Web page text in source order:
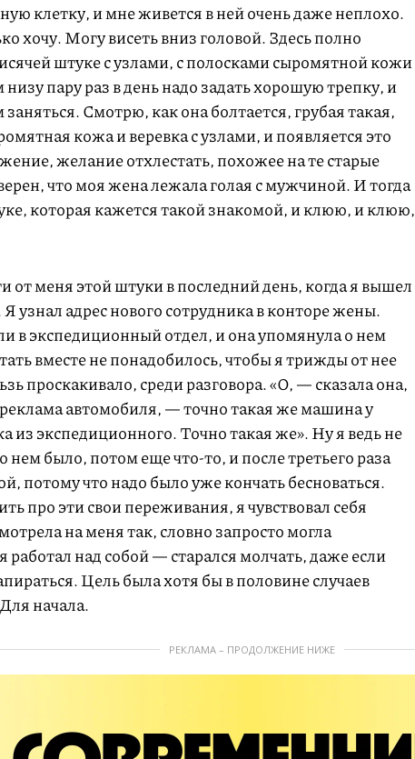
клетку, и мне живется в ней очень даже неплохо.
хочу. Могу висеть вниз головой. Здесь полно
штуке с узлами, с полосками сыромятной кожи
пару раз в день надо задать хорошую трепку, и
Смотрю, как она болтается, грубая такая,
кожа и веревка с узлами, и появляется это
желание отхлестать, похожее на те старые
что моя жена лежала голая с мужчиной. И тогда
которая кажется такой знакомой, и клюю, и клюю,
от меня этой штуки в последний день, когда я вышел
узнал адрес нового сотрудника в конторе жены.
в экспедиционный отдел, и она упомянула о нем
вместе не понадобилось, чтобы я трижды от нее
проскакивало, среди разговора. «О, — сказала она,
автомобиля, — точно такая же машина у
из экспедиционного. Точно такая же». Ну я ведь не
было, потом еще что-то, и после третьего раза
потому что надо было уже кончать бесноваться.
про эти свои переживания, я чувствовал себя
на меня так, словно запросто могла
работал над собой — старался молчать, даже если
Цель была хотя бы в половине случаев
начала.
РЕКЛАМА – ПРОДОЛЖЕНИЕ НИЖЕ